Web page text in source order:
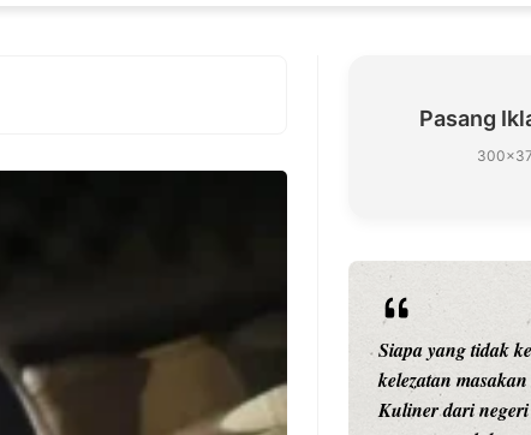
Pasang
Pernah gak sih kamu mulai
ngerjain sesuatu cuma buat iseng-
iseng, eh ternyata malah jadi
Siapa yang tidak
kelezatan
Kuliner dari